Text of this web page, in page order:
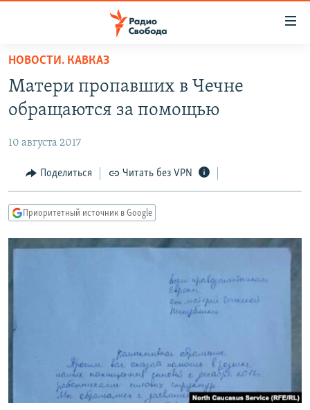
упрощенного
доступа
Вернуться
основному
Вернутся
главной
навигации
Вернутся
ПОДКАСТЫ
АВТОРСКИЕ ПРОЕКТЫ
ЦИТАТЫ СВОБОДЫ
МНЕНИЯ
IDEL.РЕАЛИИ
КАВКАЗ.РЕАЛИИ
РАСПИСАНИЕ ВЕЩАНИЯ
ПОДПИШИТЕСЬ НА РАССЫЛКУ
СОЦИАЛЬНЫЕ СЕТИ
НОВОСТИ. КАВКАЗ
Матери пропавших в Чечне
обращаются за помощью
10 августа 2017
Поделиться Читать без VPN
Приоритетный источник в Google